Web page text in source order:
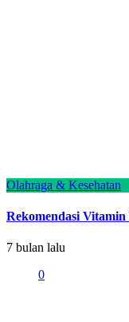
Olahraga & Kesehatan
Rekomendasi
7 bulan lalu
0